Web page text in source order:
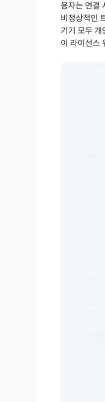
용자는 연결
비정상적인
기기 모두 개
이 라이선스